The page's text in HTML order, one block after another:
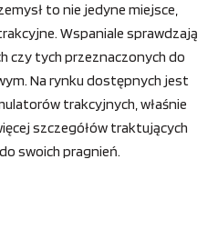
to nie jedyne miejsce,
Wspaniale sprawdzają
czy tych przeznaczonych do
Na rynku dostępnych jest
trakcyjnych, właśnie
szczegółów traktujących
swoich pragnień.